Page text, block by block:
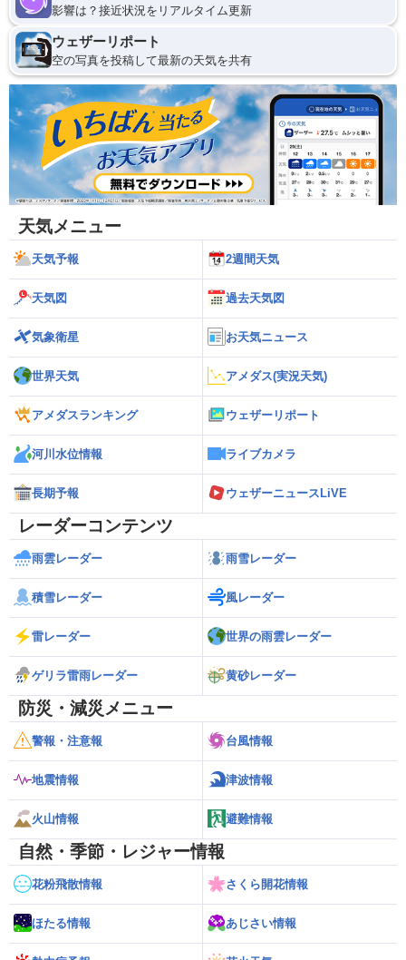
影響は？接近状況をリアルタイム更新
ウェザーリポート
空の写真を投稿して最新の天気を共有
天気メニュー
天気予報 2週間天気
天気図 過去天気図
気象衛星 お天気ニュース
世界天気 アメダス(実況天気)
アメダスランキング ウェザーリポート
河川水位情報 ライブカメラ
長期予報 ウェザーニュースLiVE
レーダーコンテンツ
雨雲レーダー 雨雪レーダー
積雪レーダー 風レーダー
雷レーダー 世界の雨雲レーダー
ゲリラ雷雨レーダー 黄砂レーダー
防災・減災メニュー
警報・注意報 台風情報
地震情報 津波情報
火山情報 避難情報
自然・季節・レジャー情報
花粉飛散情報 さくら開花情報
ほたる情報 あじさい情報